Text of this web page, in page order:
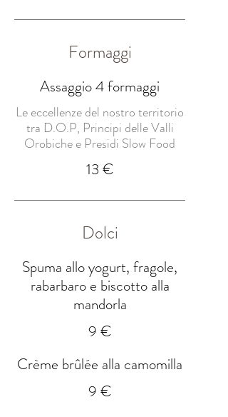
Formaggi
Assaggio 4 formaggi
Le eccellenze del nostro territorio
tra D.O.P, Principi delle Valli
Orobiche e Presidi Slow Food
13 €
Dolci
Spuma allo yogurt, fragole,
rabarbaro e biscotto alla
mandorla
9 €
Crème brûlée alla camomilla
9 €